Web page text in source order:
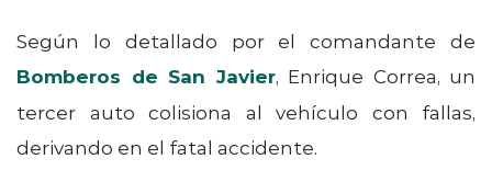
Según lo detallado por el comandante de
Bomberos de San Javier, Enrique Correa, un
tercer auto colisiona al vehículo con fallas,
derivando en el fatal accidente.